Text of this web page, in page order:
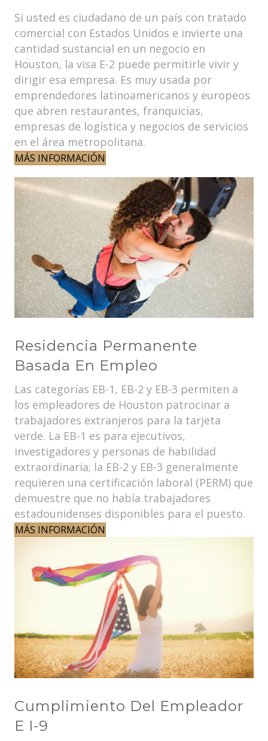
Si usted es ciudadano de un país con tratado
comercial con Estados Unidos e invierte una
cantidad sustancial en un negocio en
Houston, la visa E-2 puede permitirle vivir y
dirigir esa empresa. Es muy usada por
emprendedores latinoamericanos y europeos
que abren restaurantes, franquicias,
empresas de logística y negocios de servicios
en el área metropolitana.
MÁS INFORMACIÓN
Residencia Permanente
Basada En Empleo
Las categorías EB-1, EB-2 y EB-3 permiten a
los empleadores de Houston patrocinar a
trabajadores extranjeros para la tarjeta
verde. La EB-1 es para ejecutivos,
investigadores y personas de habilidad
extraordinaria; la EB-2 y EB-3 generalmente
requieren una certificación laboral (PERM) que
demuestre que no había trabajadores
estadounidenses disponibles para el puesto.
MÁS INFORMACIÓN
Cumplimiento Del Empleador
E I-9